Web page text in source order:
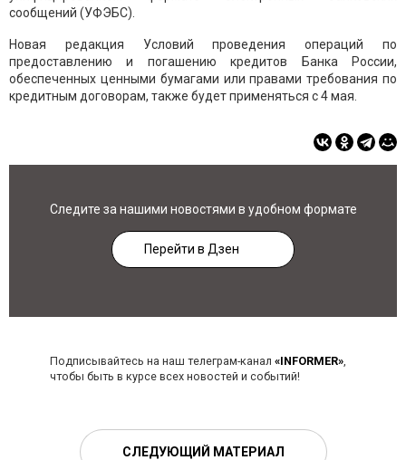
сообщений (УФЭБС).
Новая редакция Условий проведения операций по
предоставлению и погашению кредитов Банка России,
обеспеченных ценными бумагами или правами требования по
кредитным договорам, также будет применяться с 4 мая.
Следите за нашими новостями в удобном формате
Перейти в Дзен
Подписывайтесь на наш телеграм-канал «INFORMER»,
чтобы быть в курсе всех новостей и событий!
СЛЕДУЮЩИЙ МАТЕРИАЛ